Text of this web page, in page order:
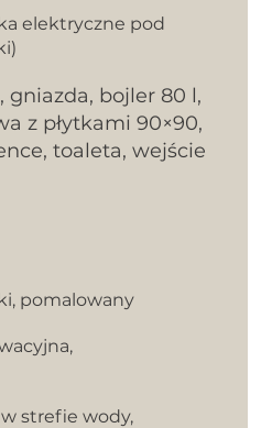
elektryczne pod
gniazda, bojler 80 l,
z płytkami 90×90,
toaleta, wejście
pomalowany
w strefie wody,